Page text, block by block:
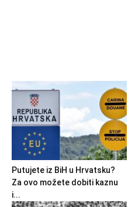
Putujete iz BiH u Hrvatsku?
Za ovo možete dobiti kaznu
i...